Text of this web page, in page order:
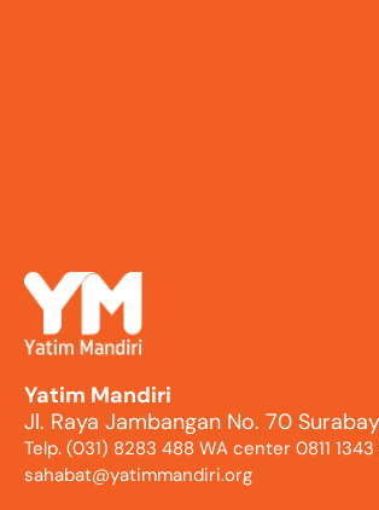
Yatim Mandiri
Jl. Raya Jambangan No. 70
Telp. (031) 8283 488 WA center 0811
sahabat@yatimmandiri.org